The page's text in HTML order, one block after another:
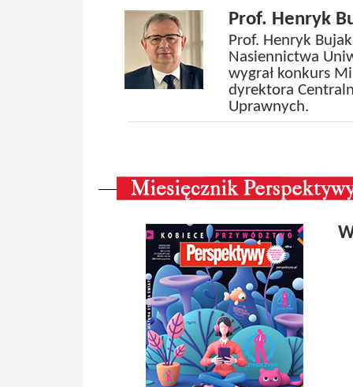
Prof. Henryk
Prof. Henryk
Nasiennictwa
wygrał konkurs
dyrektora
Uprawnych.